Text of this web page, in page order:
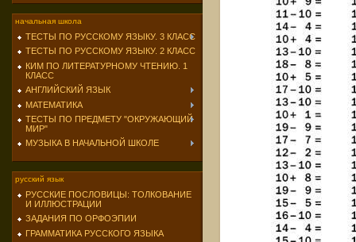
начальная школа
ТЕСТЫ ПО РУССКОМУ ЯЗЫКУ. 3 КЛАСС
ТЕСТЫ ПО РУССКОМУ ЯЗЫКУ. 2 КЛАСС
КИМ ПО ЛИТЕРАТУРНОМУ ЧТЕНИЮ. 1
КЛАСС
АНГЛИЙСКИЙ ЯЗЫК
МАТЕМАТИКА
ТЕСТЫ ПО ПРЕДМЕТУ "ОКРУЖАЮЩИЙ
МИР"
МУЗЫКА В НАЧАЛЬНОЙ ШКОЛЕ
русский язык
РУССКИЕ ПОСЛОВИЦЫ: ТОЛКОВАНИЕ
И ИЛЛЮСТРАЦИИ
ЗАДАНИЯ ПО ОРФОЭПИИ
ГРАММАТИКА РУССКОГО ЯЗЫКА